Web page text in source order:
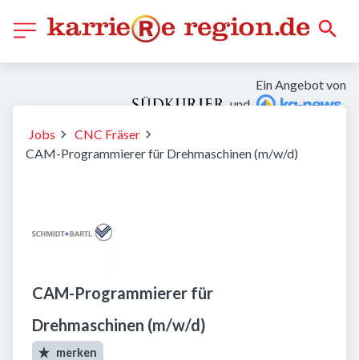
Ein Angebot von
und
Jobs
CNC Fräser
CAM-Programmierer für Drehmaschinen (m/w/d)
CAM-Programmierer für
Drehmaschinen (m/w/d)
merken